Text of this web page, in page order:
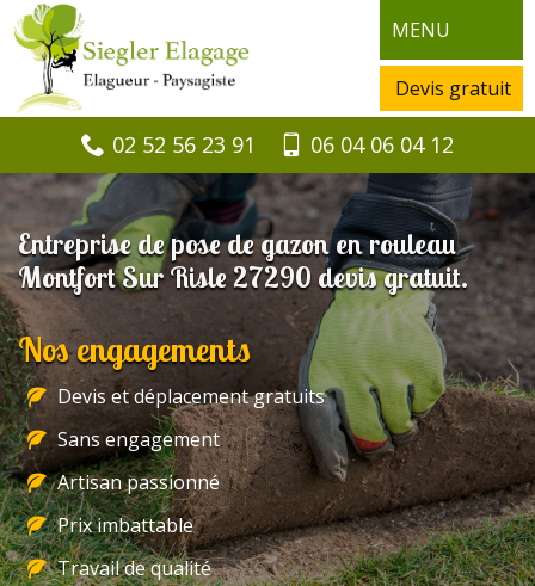
MENU
Devis gratuit
02 52 56 23 91 06 04 06 04 12
Entreprise de pose de gazon en rouleau
Montfort Sur Risle 27290 devis gratuit.
Nos engagements
Devis et déplacement gratuits
Sans engagement
Artisan passionné
Prix imbattable
Travail de qualité